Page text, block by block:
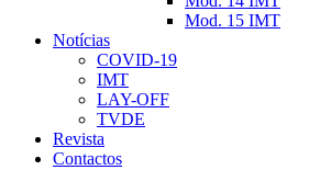
Mod. 15 IMT
Notícias
COVID-19
IMT
LAY-OFF
TVDE
Revista
Contactos